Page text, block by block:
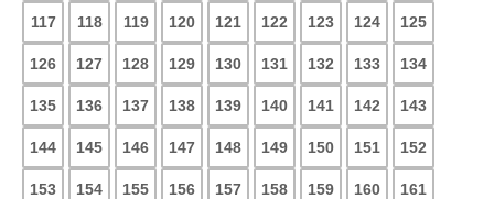
117 118 119 120 121 122 123 124 125
126 127 128 129 130 131 132 133 134
135 136 137 138 139 140 141 142 143
144 145 146 147 148 149 150 151 152
153 154 155 156 157 158 159 160 161